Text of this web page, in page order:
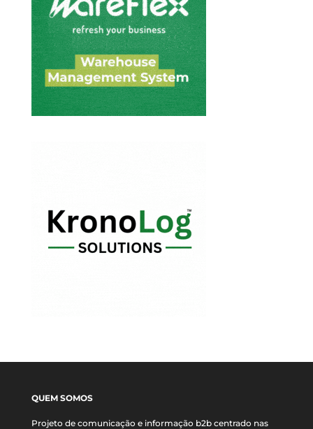
QUEM SOMOS
Projeto de comunicação e informação b2b centrado nas